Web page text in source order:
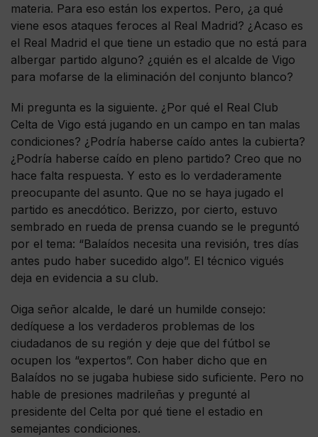
materia. Para eso están los expertos. Pero, ¿a qué
viene esos ataques feroces al Real Madrid? ¿Acaso es
el Real Madrid el que tiene un estadio que no está para
albergar partido alguno? ¿quién es el alcalde de Vigo
para mofarse de la eliminación del conjunto blanco?
Mi pregunta es la siguiente. ¿Por qué el Real Club
Celta de Vigo está jugando en un campo en tan malas
condiciones? ¿Podría haberse caído antes la cubierta?
¿Podría haberse caído en pleno partido? Creo que no
hace falta respuesta. Y esto es lo verdaderamente
preocupante del asunto. Que no se haya jugado el
partido es anecdótico. Berizzo, por cierto, estuvo
sembrado en rueda de prensa cuando se le preguntó
por el tema: “Balaídos necesita una revisión, tres días
antes pudo haber sucedido algo”. El técnico vigués
deja en evidencia a su club.
Oiga señor alcalde, le daré un humilde consejo:
dedíquese a los verdaderos problemas de los
ciudadanos de su región y deje que del fútbol se
ocupen los “expertos”. Con haber dicho que en
Balaídos no se jugaba hubiese sido suficiente. Pero no
hable de presiones madrileñas y pregunté al
presidente del Celta por qué tiene el estadio en
semejantes condiciones.